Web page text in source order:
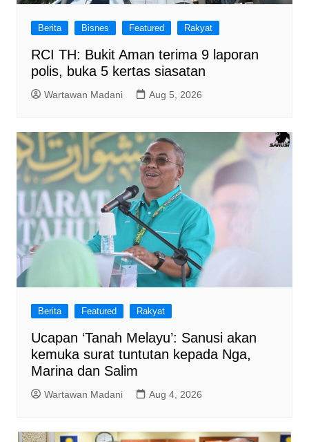
Berita Bisnes Featured Rakyat
RCI TH: Bukit Aman terima 9 laporan
polis, buka 5 kertas siasatan
Wartawan Madani Aug 5, 2026
Berita Featured Rakyat
Ucapan ‘Tanah Melayu’: Sanusi akan
kemuka surat tuntutan kepada Nga,
Marina dan Salim
Wartawan Madani Aug 4, 2026